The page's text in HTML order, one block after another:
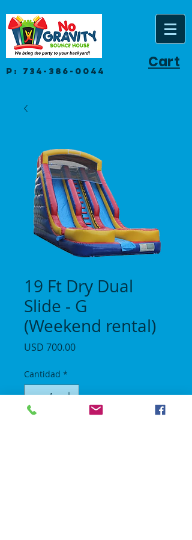
P: 734-386-0044 Cart
19 Ft Dry Dual
Slide - G
(Weekend rental)
USD 700.00Precio
Cantidad *